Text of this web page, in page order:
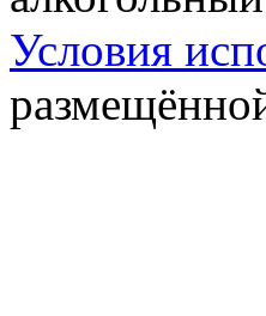
Условия